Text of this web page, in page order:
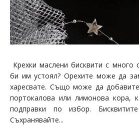
Крехки маслени бисквити с много
би им устоял? Орехите може да
харесвате. Също може да
портокалова или лимонова кора,
подправки по избор.
Съхранявайте...